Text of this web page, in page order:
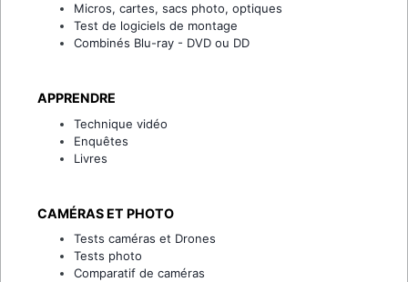
Micros, cartes, sacs photo, optiques
Test de logiciels de montage
Combinés Blu-ray - DVD ou DD
APPRENDRE
Technique vidéo
Enquêtes
Livres
CAMÉRAS ET PHOTO
Tests caméras et Drones
Tests photo
Comparatif de caméras